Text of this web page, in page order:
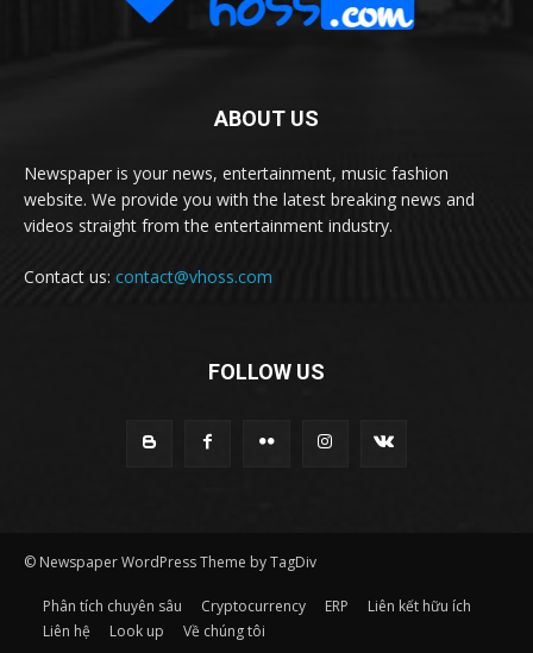
ABOUT US
Newspaper is your news, entertainment, music fashion
website. We provide you with the latest breaking news and
videos straight from the entertainment industry.
Contact us: contact@vhoss.com
FOLLOW US
© Newspaper WordPress Theme by TagDiv
Phân tích chuyên sâu Cryptocurrency ERP
Liên kết hữu ích
Liên hệ
Look up Về chúng tôi